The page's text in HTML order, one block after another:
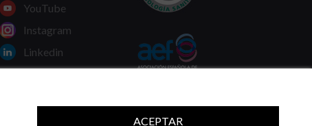
ACEPTAR
YouTube
Instagram
Linkedin